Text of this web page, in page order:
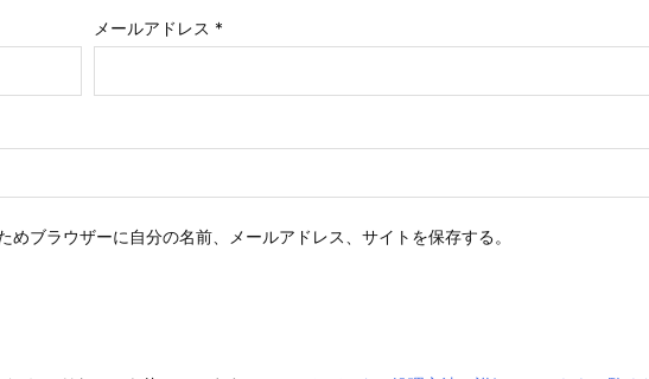
メールアドレス *
めブラウザーに自分の名前、メールアドレス、サイトを保存する。